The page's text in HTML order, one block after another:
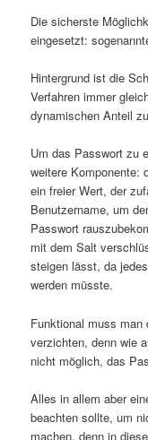
Die sicherste
eingesetzt:
Hintergrund ist die
Verfahren immer
dynamischen Anteil
Um das Passwort zu
weitere Komponente:
ein freier Wert, der
Benutzername, um
Passwort
mit dem Salt
steigen lässt, da
werden müsste.
Funktional muss man
verzichten, denn wie
nicht möglich, das
Alles in allem aber
beachten sollte, um
machen, denn in